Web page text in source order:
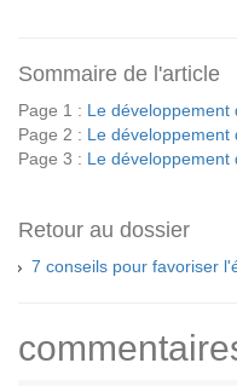
Sommaire de l'article
Page 1 : Le
Page 2 : Le développement
Page 3 : Le
Retour au dossier
7 conseils pour favoriser